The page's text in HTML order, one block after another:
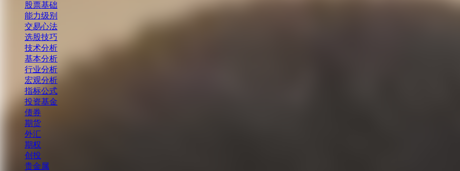
股票基础
能力级别
交易心法
选股技巧
技术分析
基本分析
行业分析
宏观分析
指标公式
投资基金
债券
期货
外汇
期权
创投
贵金属